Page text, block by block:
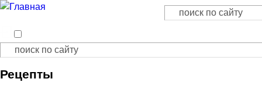
Форма поиска
Поиск
Форма поиска
Поиск
Рецепты